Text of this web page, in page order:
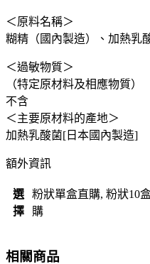
助
消
代
謝
錠
狀/
粉
狀
阪
實
妝
＜原料名稱＞
糊精（國內製造）、加熱乳
＜過敏物質＞
（特定原材料及相應物質）
不含
＜主要原材料的產地＞
加熱乳酸菌[日本國內製造]
額外資訊
選
擇
粉狀單盒直購, 粉狀10
購
相關商品